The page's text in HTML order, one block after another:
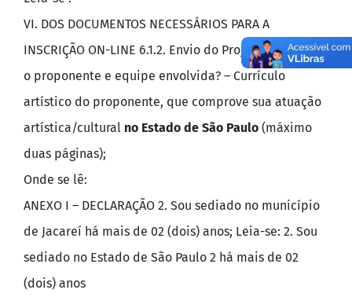
VI. DOS DOCUMENTOS NECESSÁRIOS PARA A
INSCRIÇÃO ON-LINE 6.1.2. Envio do Projeto: b)Quem é
o proponente e equipe envolvida? – Currículo
artístico do proponente, que comprove sua atuação
artística/cultural no Estado de São Paulo (máximo
duas páginas);
Onde se lê:
ANEXO I – DECLARAÇÃO 2. Sou sediado no município
de Jacareí há mais de 02 (dois) anos; Leia-se: 2. Sou
sediado no Estado de São Paulo 2 há mais de 02
(dois) anos